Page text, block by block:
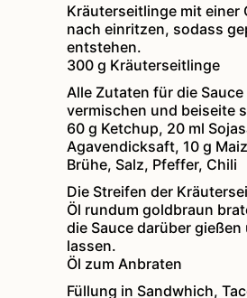
Kräuterseitlinge mit einer
nach einritzen, sodass
entstehen.
300 g Kräuterseitlinge
Alle Zutaten für die
vermischen und beiseite
60 g Ketchup, 20 ml
Agavendicksaft, 10 g
Brühe, Salz, Pfeffer, Chili
Die Streifen der
Öl rundum goldbraun
die Sauce darüber
lassen.
Öl zum Anbraten
Füllung in Sandwhich,